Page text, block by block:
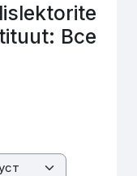
Все